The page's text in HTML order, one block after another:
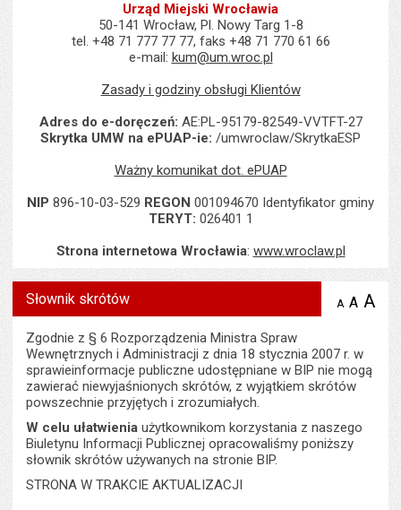
Urząd Miejski Wrocławia
50-141 Wrocław, Pl. Nowy Targ 1-8
tel. +48 71 777 77 77, faks +48 71 770 61 66
e-mail: kum@um.wroc.pl
Zasady i godziny obsługi Klientów
Adres do e-doręczeń: AE:PL-95179-82549-VVTFT-27
Skrytka UMW na ePUAP-ie: /umwroclaw/SkrytkaESP
Ważny komunikat dot. ePUAP
NIP 896-10-03-529 REGON 001094670 Identyfikator gminy
TERYT: 026401 1
Strona internetowa Wrocławia: www.wroclaw.pl
Słownik skrótów A zmniejsz
A A
Zgodnie z § 6 Rozporządzenia Ministra Spraw
Wewnętrznych i Administracji z dnia 18 stycznia 2007 r. w
sprawieinformacje publiczne udostępniane w BIP nie mogą
zawierać niewyjaśnionych skrótów, z wyjątkiem skrótów
powszechnie przyjętych i zrozumiałych.
W celu ułatwienia użytkownikom korzystania z naszego
Biuletynu Informacji Publicznej opracowaliśmy poniższy
słownik skrótów używanych na stronie BIP.
STRONA W TRAKCIE AKTUALIZACJI